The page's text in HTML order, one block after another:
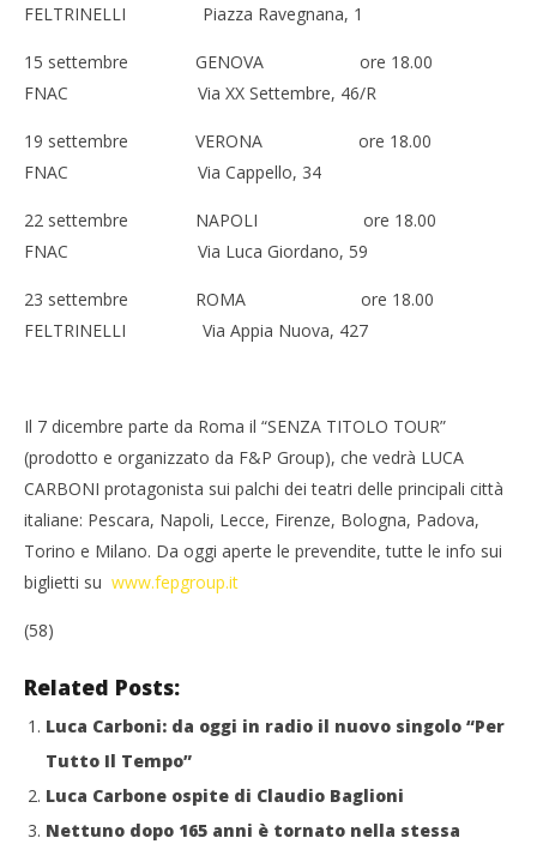
FELTRINELLI Piazza Ravegnana, 1
15 settembre GENOVA ore 18.00
FNAC Via XX Settembre, 46/R
19 settembre VERONA ore 18.00
FNAC Via Cappello, 34
22 settembre NAPOLI ore 18.00
FNAC Via Luca Giordano, 59
23 settembre ROMA ore 18.00
FELTRINELLI Via Appia Nuova, 427
Il 7 dicembre parte da Roma il “SENZA TITOLO TOUR”
(prodotto e organizzato da F&P Group), che vedrà LUCA
CARBONI protagonista sui palchi dei teatri delle principali città
italiane: Pescara, Napoli, Lecce, Firenze, Bologna, Padova,
Torino e Milano. Da oggi aperte le prevendite, tutte le info sui
biglietti su www.fepgroup.it
(58)
Related Posts:
Luca Carboni: da oggi in radio il nuovo singolo “Per
Tutto Il Tempo”
Luca Carbone ospite di Claudio Baglioni
Nettuno dopo 165 anni è tornato nella stessa